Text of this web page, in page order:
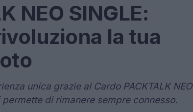
NEO SINGLE:
la tua
unica grazie al Cardo PACKTALK NEO
di rimanere sempre connesso.